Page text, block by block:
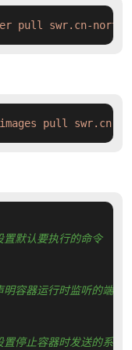
pull swr.cn-north-
pull swr.cn-
认要执行的命令
器运行时监听的端口
止容器时发送的系统